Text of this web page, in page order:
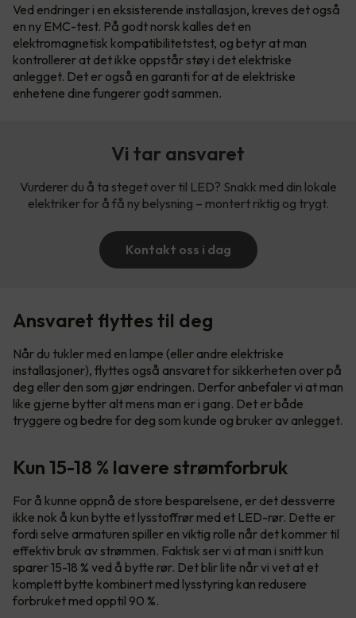
Ved endringer i en eksisterende installasjon, kreves det også
en ny EMC-test. På godt norsk kalles det en
elektromagnetisk kompatibilitetstest, og betyr at man
kontrollerer at det ikke oppstår støy i det elektriske
anlegget. Det er også en garanti for at de elektriske
enhetene dine fungerer godt sammen.
Vi tar ansvaret
Vurderer du å ta steget over til LED? Snakk med din lokale
elektriker for å få ny belysning – montert riktig og trygt.
Kontakt oss i dag
Ansvaret flyttes til deg
Når du tukler med en lampe (eller andre elektriske
installasjoner), flyttes også ansvaret for sikkerheten over på
deg eller den som gjør endringen. Derfor anbefaler vi at man
like gjerne bytter alt mens man er i gang. Det er både
tryggere og bedre for deg som kunde og bruker av anlegget.
Kun 15-18 % lavere strømforbruk
For å kunne oppnå de store besparelsene, er det dessverre
ikke nok å kun bytte et lysstoffrør med et LED-rør. Dette er
fordi selve armaturen spiller en viktig rolle når det kommer til
effektiv bruk av strømmen. Faktisk ser vi at man i snitt kun
sparer 15-18 % ved å bytte rør. Det blir lite når vi vet at et
komplett bytte kombinert med lysstyring kan redusere
forbruket med opptil 90 %.